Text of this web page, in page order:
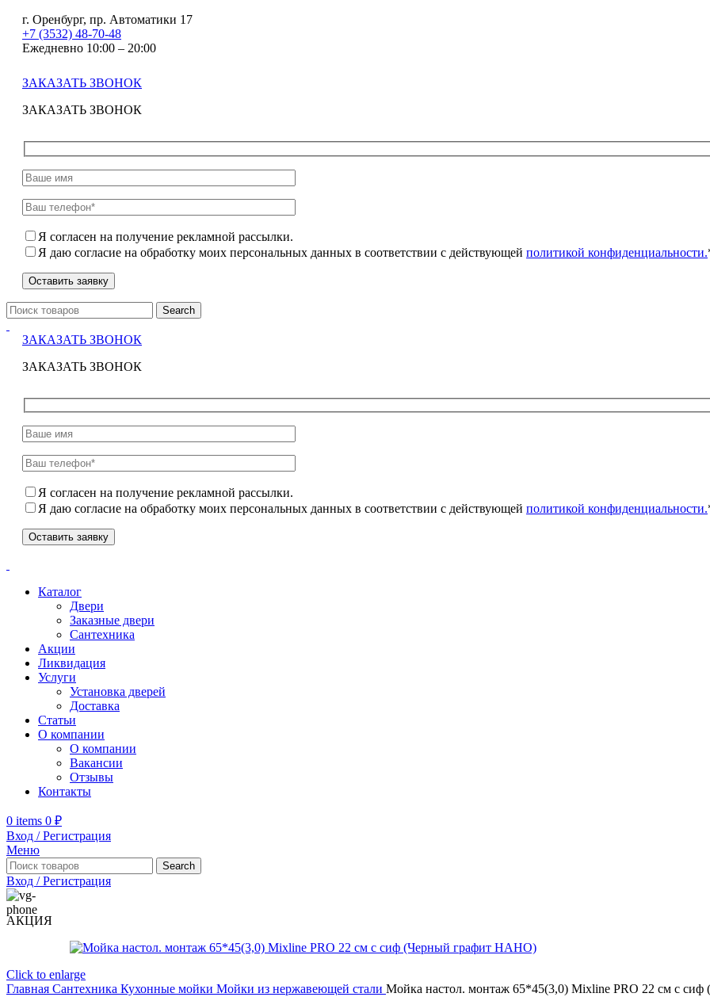
г. Оренбург, пр. Автоматики 17
+7 (3532) 48-70-48
Ежедневно 10:00 – 20:00
ЗАКАЗАТЬ ЗВОНОК
ЗАКАЗАТЬ ЗВОНОК
Я согласен на получение рекламной рассылки.
Я даю согласие на обработку моих персональных данных в соответствии с действующей политикой конфиденциальности.
Search
ЗАКАЗАТЬ ЗВОНОК
ЗАКАЗАТЬ ЗВОНОК
Я согласен на получение рекламной рассылки.
Я даю согласие на обработку моих персональных данных в соответствии с действующей политикой конфиденциальности.
Каталог
Двери
Заказные двери
Сантехника
Акции
Ликвидация
Услуги
Установка дверей
Доставка
Статьи
О компании
О компании
Вакансии
Отзывы
Контакты
0 items 0 ₽
Вход / Регистрация
Меню
Search
Вход / Регистрация
АКЦИЯ
Click to enlarge
Главная Сантехника Кухонные мойки Мойки из нержавеющей стали Мойка настол. монтаж 65*45(3,0) Mixline PRO 22 см с